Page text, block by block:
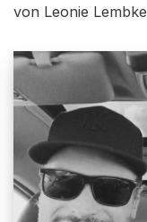
von Leonie Lembke